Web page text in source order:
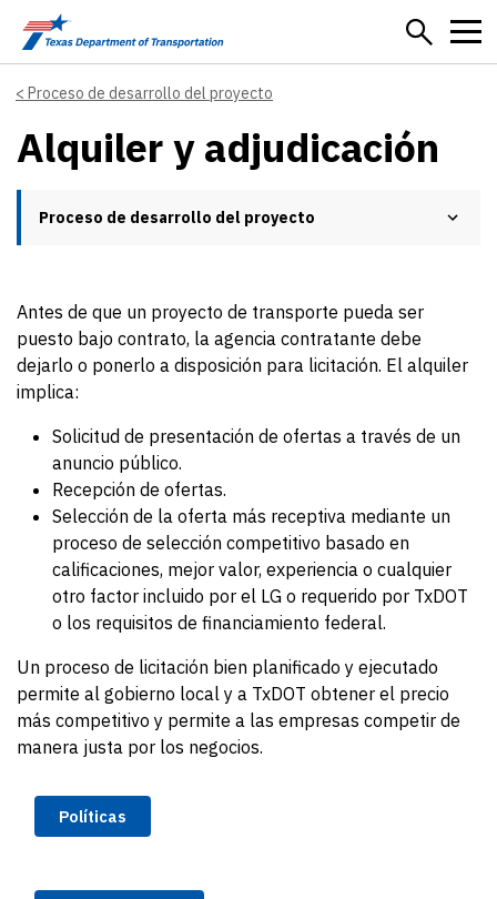
Skip to main content
Proceso de desarrollo del proyecto
Alquiler y adjudicación
Proceso de desarrollo del proyecto
Antes de que un proyecto de transporte pueda ser
puesto bajo contrato, la agencia contratante debe
dejarlo o ponerlo a disposición para licitación. El alquiler
implica:
Solicitud de presentación de ofertas a través de un
anuncio público.
Recepción de ofertas.
Selección de la oferta más receptiva mediante un
proceso de selección competitivo basado en
calificaciones, mejor valor, experiencia o cualquier
otro factor incluido por el LG o requerido por TxDOT
o los requisitos de financiamiento federal.
Un proceso de licitación bien planificado y ejecutado
permite al gobierno local y a TxDOT obtener el precio
más competitivo y permite a las empresas competir de
manera justa por los negocios.
Políticas